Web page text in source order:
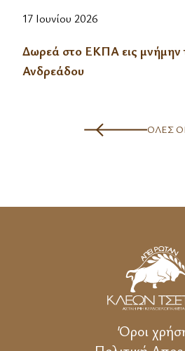
17 Ιουνίου 2026
Δωρεά στο ΕΚΠΑ εις μνήμην
Ανδρεάδου
ΟΛΕΣ
Όροι